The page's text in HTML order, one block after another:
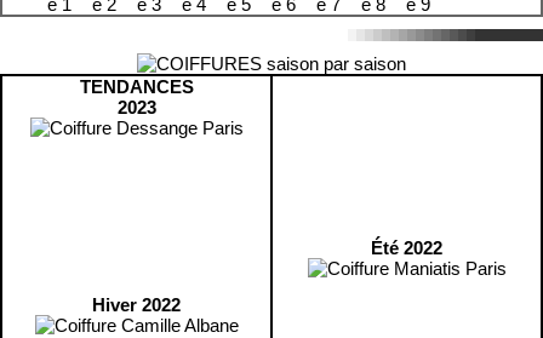
TENDANCES
2023
Hiver 2022
Été 2022